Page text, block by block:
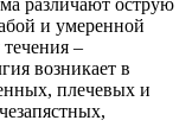
различают острую
и умеренной
–
возникает в
плечевых и